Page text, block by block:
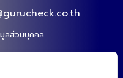
ลส่วนบุคคล